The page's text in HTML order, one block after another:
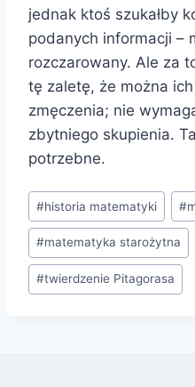
jednak ktoś szukałby
podanych informacji –
rozczarowany. Ale za
tę zaletę, że można
zmęczenia; nie
zbytniego skupienia.
potrzebne.
Tagi
wpisu:
#historia matematyki #
#matematyka starożytna
#twierdzenie Pitagorasa